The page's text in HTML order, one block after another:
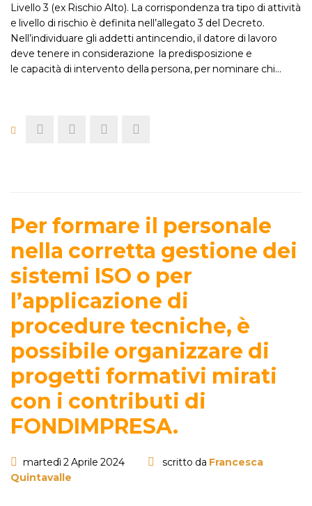
Livello 3 (ex Rischio Alto). La corrispondenza tra tipo di attività
e livello di rischio è definita nell’allegato 3 del Decreto.
Nell’individuare gli addetti antincendio, il datore di lavoro
deve tenere in considerazione la predisposizione e
le capacità di intervento della persona, per nominare chi…
Per formare il personale
nella corretta gestione dei
sistemi ISO o per
l’applicazione di
procedure tecniche, è
possibile organizzare di
progetti formativi mirati
con i contributi di
FONDIMPRESA.
martedì 2 Aprile 2024 scritto da Francesca
Quintavalle